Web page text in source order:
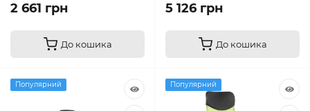
2 661 грн
До кошика
5 126 грн
До кошика
Популярний Популярний